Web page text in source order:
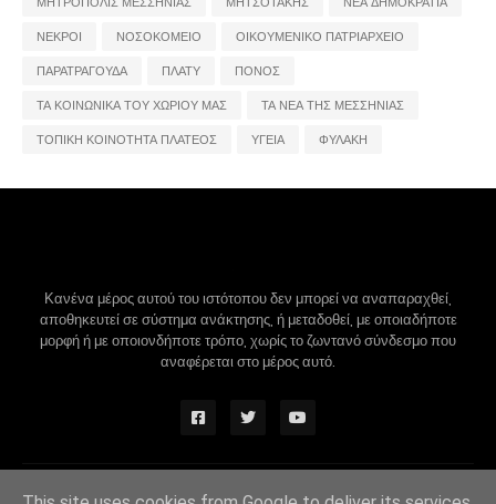
ΝΕΚΡΟΙ
ΝΟΣΟΚΟΜΕΙΟ
ΟΙΚΟΥΜΕΝΙΚΟ ΠΑΤΡΙΑΡΧΕΙΟ
ΠΑΡΑΤΡΑΓΟΥΔΑ
ΠΛΑΤΥ
ΠΟΝΟΣ
ΤΑ ΚΟΙΝΩΝΙΚΑ ΤΟΥ ΧΩΡΙΟΥ ΜΑΣ
ΤΑ ΝΕΑ ΤΗΣ ΜΕΣΣΗΝΙΑΣ
ΤΟΠΙΚΗ ΚΟΙΝΟΤΗΤΑ ΠΛΑΤΕΟΣ
ΥΓΕΙΑ ΦΥΛΑΚΗ
Κανένα μέρος αυτού του ιστότοπου δεν μπορεί να αναπαραχθεί,
αποθηκευτεί σε σύστημα ανάκτησης, ή μεταδοθεί, με οποιαδήποτε
μορφή ή με οποιονδήποτε τρόπο, χωρίς το ζωντανό σύνδεσμο που
αναφέρεται στο μέρος αυτό.
Design by - Blogger Themes |Blogger Templates